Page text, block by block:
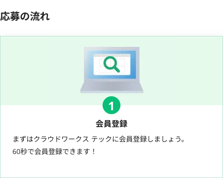
応募の流れ
1
会員登録
まずはクラウドワークス テックに会員登録しましょう。
60秒で会員登録できます！